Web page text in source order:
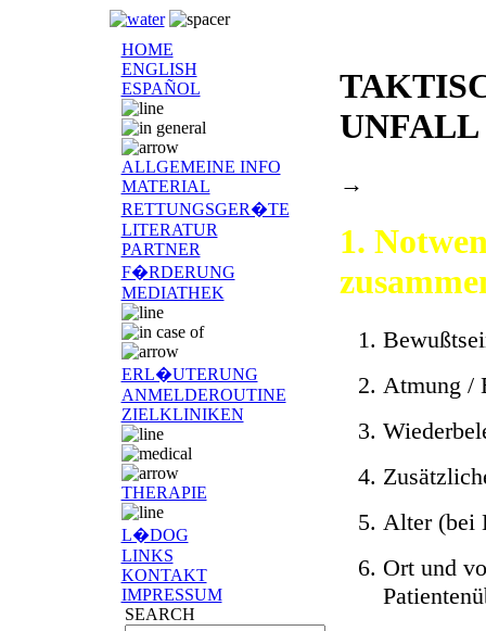
HOME
ENGLISH
ESPAÑOL
ALLGEMEINE INFO
MATERIAL
RETTUNGSGER�TE
LITERATUR
PARTNER
F�RDERUNG
MEDIATHEK
ERL�UTERUNG
ANMELDEROUTINE
ZIELKLINIKEN
THERAPIE
L�DOG
LINKS
KONTAKT
IMPRESSUM
SEARCH
→
1.
Atmung /
Alter (bei
Ort und